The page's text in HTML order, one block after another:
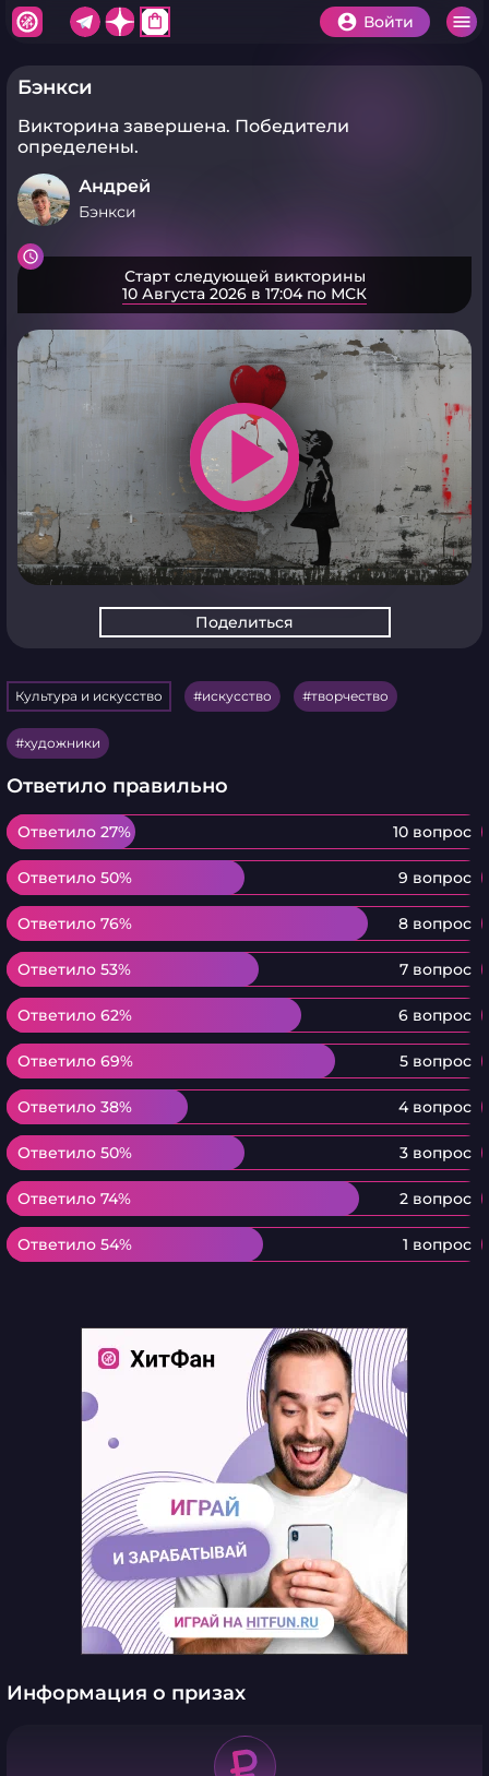
shopping_bag Войти
Бэнкси
Викторина завершена. Победители
определены.
Андрей
Бэнкси
Старт следующей викторины
10 Августа 2026 в 17:04 по МСК
play_arrow
Поделиться
Культура и искусство искусство творчество
художники
Ответило правильно
Ответило 27% 10 вопрос
Ответило 27%
Ответило 50% 9 вопрос
Ответило 50%
Ответило 76% 8 вопрос
Ответило 76%
Ответило 53% 7 вопрос
Ответило 53%
Ответило 62% 6 вопрос
Ответило 62%
Ответило 69% 5 вопрос
Ответило 69%
Ответило 38% 4 вопрос
Ответило 38%
Ответило 50% 3 вопрос
Ответило 50%
Ответило 74% 2 вопрос
Ответило 74%
Ответило 54% 1 вопрос
Ответило 54%
Информация о призах